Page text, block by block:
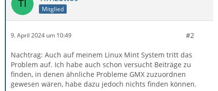
Mitglied
9. April 2024 um 10:49 #2
Nachtrag: Auch auf meinem Linux Mint System tritt das
Problem auf. Ich habe auch schon versucht Beiträge zu
finden, in denen ähnliche Probleme GMX zuzuordnen
gewesen wären, habe dazu jedoch nichts finden können.